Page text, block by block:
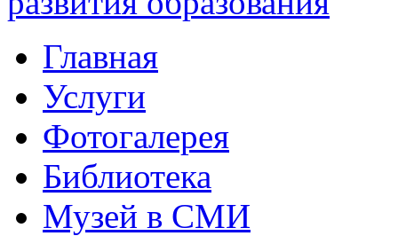
Главная
Услуги
Фотогалерея
Библиотека
Музей в СМИ